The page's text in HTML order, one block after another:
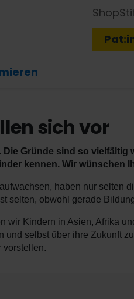
Shop
sich vor
Gründe sind so
kennen. Wir wünschen
haben nur selten
selten, obwohl gerade
wir Kindern in Asien, Afrika
selbst über ihre Zukunft
vorstellen.